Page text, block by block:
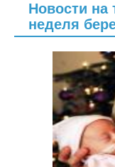
Новости на
неделя